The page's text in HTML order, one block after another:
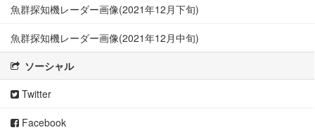
魚群探知機レーダー画像(2021年12月下旬)
魚群探知機レーダー画像(2021年12月中旬)
ソーシャル
Twitter
Facebook